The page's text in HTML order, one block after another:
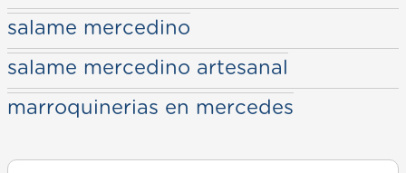
salame mercedino
salame mercedino artesanal
marroquinerias en mercedes